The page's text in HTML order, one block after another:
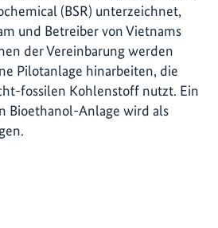
(BSR) unterzeichnet,
und Betreiber von Vietnams
der Vereinbarung werden
Pilotanlage hinarbeiten, die
fossilen Kohlenstoff nutzt. Ein
Bioethanol-Anlage wird als